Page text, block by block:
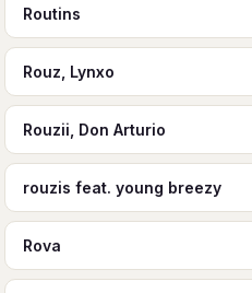
Routins
Rouz, Lynxo
Rouzii, Don Arturio
rouzis feat. young breezy
Rova